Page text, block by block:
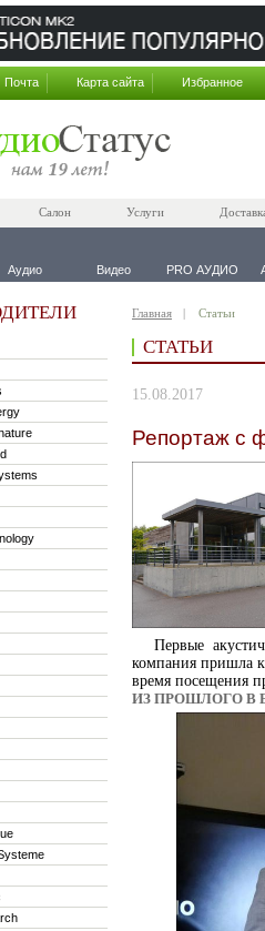
Почта Карта сайта Избранное
Салон Услуги
Аудио Видео PRO АУДИО
Главная Статьи
СТАТЬИ
15.08.2017
Репортаж с
Первые
компания пришла
время посещения
ИЗ ПРОШЛОГО В